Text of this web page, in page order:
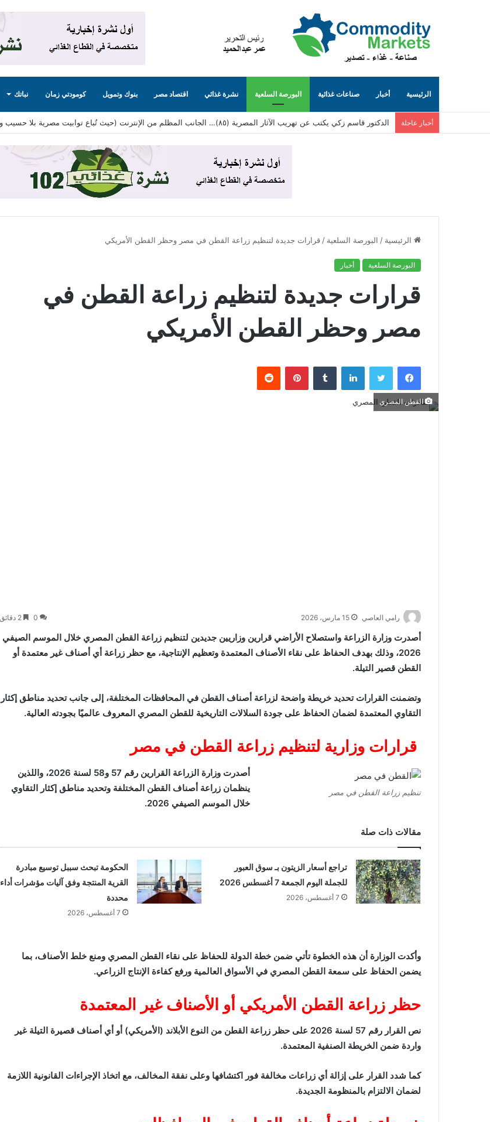
الرئيسية أخبار صناعات غذائية البورصة السلعية نشرة غذائي اقتصاد مصر بنوك وتمويل كومودتي زمان نباتك
أخبار عاجلة الدكتور قاسم زكي يكتب عن تهريب الآثار المصرية (٨٥)… الجانب المظلم من الإنترنت (حيث تُباع توابيت مصرية بلا حسيب ولا رقيب)
الرئيسية / البورصة السلعية / قرارات جديدة لتنظيم زراعة القطن في مصر وحظر القطن الأمريكي
البورصة السلعية أخبار
قرارات جديدة لتنظيم زراعة القطن في
مصر وحظر القطن الأمريكي
فيسبوك تويتر لينكدإن بينتيريست
القطن المصري
رامي العاصي 15 مارس، 2026 0
أصدرت وزارة الزراعة واستصلاح الأراضي قرارين وزاريين جديدين لتنظيم زراعة القطن المصري خلال الموسم الصيفي
2026، وذلك بهدف الحفاظ على نقاء الأصناف المعتمدة وتعظيم الإنتاجية، مع حظر زراعة أي أصناف غير معتمدة أو
القطن قصير التيلة.
وتضمنت القرارات تحديد خريطة واضحة لزراعة أصناف القطن في المحافظات المختلفة، إلى جانب تحديد مناطق إكثار
التقاوي المعتمدة لضمان الحفاظ على جودة السلالات التاريخية للقطن المصري المعروف عالميًا بجودته العالية.
قرارات وزارية لتنظيم زراعة القطن في مصر
تنظيم زراعة القطن في مصر
أصدرت وزارة الزراعة القرارين رقم 57 و58 لسنة 2026، واللذين
ينظمان زراعة أصناف القطن المختلفة وتحديد مناطق إكثار التقاوي
خلال الموسم الصيفي 2026.
مقالات ذات صلة
تراجع أسعار الزيتون بـ سوق العبور
للجملة اليوم الجمعة 7 أغسطس 2026
7 أغسطس، 2026
الحكومة تبحث سببل توسيع مبادرة
القرية المنتجة وفق آليات مؤشرات أداء
محددة
7 أغسطس، 2026
وأكدت الوزارة أن هذه الخطوة تأتي ضمن خطة الدولة للحفاظ على نقاء القطن المصري ومنع خلط الأصناف، بما
يضمن الحفاظ على سمعة القطن المصري في الأسواق العالمية ورفع كفاءة الإنتاج الزراعي.
حظر زراعة القطن الأمريكي أو الأصناف غير المعتمدة
نص القرار رقم 57 لسنة 2026 على حظر زراعة القطن من النوع الأبلاند (الأمريكي) أو أي أصناف قصيرة التيلة غير
واردة ضمن الخريطة الصنفية المعتمدة.
كما شدد القرار على إزالة أي زراعات مخالفة فور اكتشافها وعلى نفقة المخالف، مع اتخاذ الإجراءات القانونية اللازمة
لضمان الالتزام بالمنظومة الجديدة.